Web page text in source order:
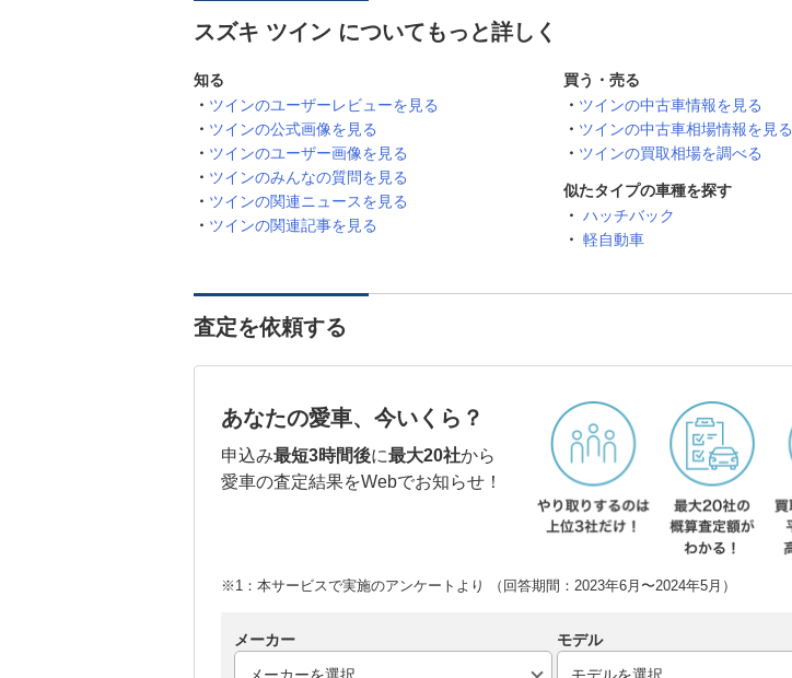
スズキ ツイン についてもっと詳しく
知る
ツインのユーザーレビューを見る
ツインの公式画像を見る
ツインのユーザー画像を見る
ツインのみんなの質問を見る
ツインの関連ニュースを見る
ツインの関連記事を見る
買う・売る
ツインの中古車情報を見る
ツインの中古車相場情報を見る
ツインの買取相場を調べる
似たタイプの車種を探す
ハッチバック
軽自動車
査定を依頼する
あなたの愛車、今いくら？
申込み最短3時間後に最大20社から
愛車の査定結果をWebでお知らせ！
※1：本サービスで実施のアンケートより （回答期間：2023年6月〜2024年5月）
メーカー モデル